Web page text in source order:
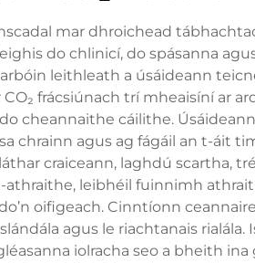
mar dhroichead
do chlinicí, do spásanna
leithleath a úsáideann
frácsiúnach trí mheaisíní ar
cheannaithe cáilithe.
chrainn agus ag fágáil an t-áit
craiceann, laghdú scartha,
leibhéil fuinnimh
oifigeach. Cinntíonn ceannaire
agus le riachtanais rialála.
iolracha seo a bheith